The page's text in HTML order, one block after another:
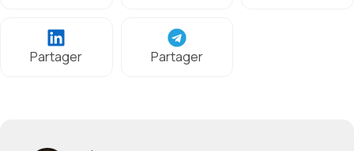
Partager Partager